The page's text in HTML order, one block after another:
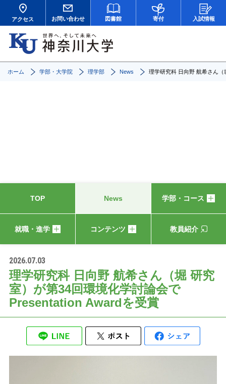
アクセス お問い合わせ 図書館 寄付 入試情報
ホーム 学部・大学院 理学部 News 理学研究科 日向野 航希さん
TOP News 学部・コース
就職・進学 コンテンツ 教員紹介
2026.07.03
理学研究科 日向野 航希さん（堀 研究
室）が第34回環境化学討論会で
Presentation Awardを受賞